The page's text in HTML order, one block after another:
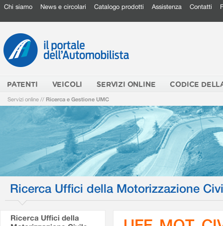
Chi siamo News e circolari Catalogo prodotti Assistenza Contatti
PATENTI VEICOLI SERVIZI ONLINE CODICE
Servizi online // Ricerca e Gestione UMC
Ricerca Uffici della Motorizzazione
Ricerca Uffici della